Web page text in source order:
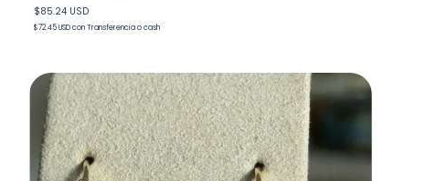
$85.24 USD
$72.45 USDcon Transferencia o cash